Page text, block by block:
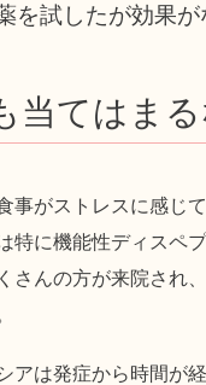
を試したが効果が
当てはま
事がストレスに感じ
特に機能性ディスペ
さんの方が来院され
アは発症から時間が